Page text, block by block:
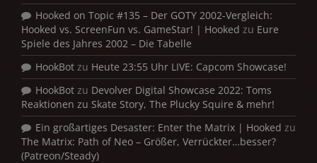
Hooked on Topic #135 – Der GOTY 2002-Vergleich:
Hooked vs. ScreenFun vs. GameStar! | Hooked zu Eure
Spiele des Jahres 2002 – Die Tabelle
HookBot zu Heute 23:55 Uhr LIVE: Capcom Showcase!
HookBot zu Devolver Digital Showcase 2022: Toms
Reaktionen zu Skate Story, The Plucky Squire & mehr!
Ein großartiges Desaster: Enter the Matrix | Hooked zu
The Matrix: Path of Neo – Größer, Verrückter…besser?
(Patreon/Steady)